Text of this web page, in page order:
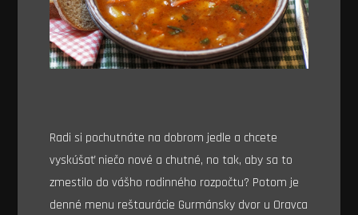
Radi si pochutnáte na dobrom jedle a chcete
vyskúšať niečo nové a chutné, no tak, aby sa to
zmestilo do vášho rodinného rozpočtu? Potom je
denné menu reštaurácie Gurmánsky dvor u Oravca